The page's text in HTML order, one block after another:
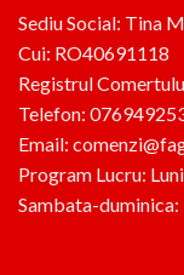
Sediu Social: Tina
Cui: RO40691118
Registrul
Telefon:
Email:
Program Lucru:
Sambata-duminica: